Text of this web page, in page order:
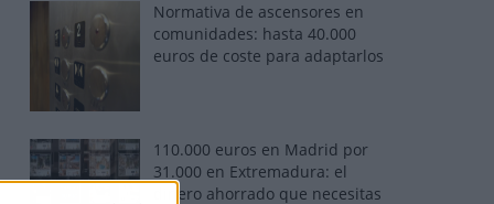
Normativa de ascensores en
comunidades: hasta 40.000
euros de coste para adaptarlos
110.000 euros en Madrid por
31.000 en Extremadura: el
dinero ahorrado que necesitas